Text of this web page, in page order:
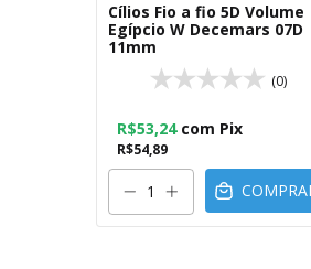
Cílios Fio a fio 5D Volume
Egípcio W Decemars 07D
11mm
(0)
R$54,89
R$53,24 com Pix